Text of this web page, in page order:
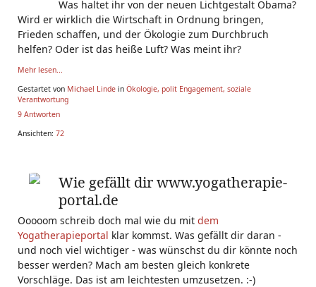
Was haltet ihr von der neuen Lichtgestalt Obama?
Wird er wirklich die Wirtschaft in Ordnung bringen,
Frieden schaffen, und der Ökologie zum Durchbruch
helfen? Oder ist das heiße Luft? Was meint ihr?
Mehr lesen...
Gestartet von Michael Linde in Ökologie, polit Engagement, soziale
Verantwortung
9 Antworten
Ansichten: 72
Wie gefällt dir www.yogatherapie-
portal.de
Ooooom schreib doch mal wie du mit dem
Yogatherapieportal klar kommst. Was gefällt dir daran -
und noch viel wichtiger - was wünschst du dir könnte noch
besser werden? Mach am besten gleich konkrete
Vorschläge. Das ist am leichtesten umzusetzen. :-)